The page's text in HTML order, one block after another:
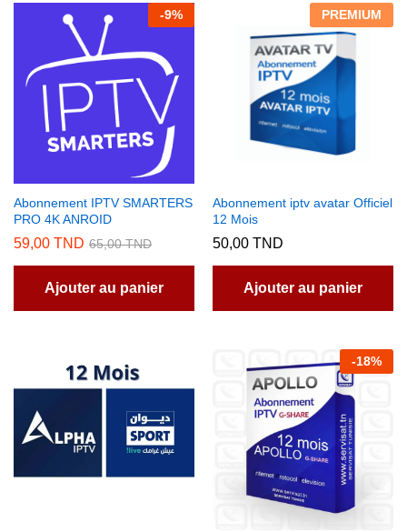
-9%
Abonnement IPTV SMARTERS
PRO 4K ANROID
59,00 TND 65,00TND
Ajouter au panier
PREMIUM
Abonnement iptv avatar Officiel
12 Mois
50,00 TND
Ajouter au panier
-18%